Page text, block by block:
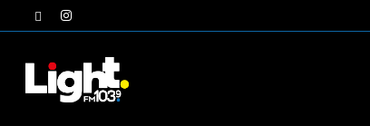
to
twitterinstagram